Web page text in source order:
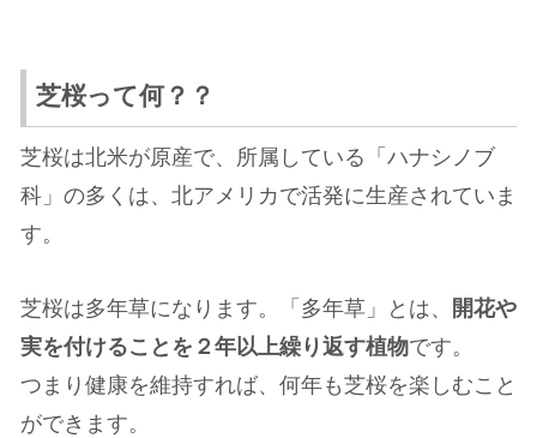
芝桜って何？？
芝桜は北米が原産で、所属している「ハナシノブ
科」の多くは、北アメリカで活発に生産されていま
す。
芝桜は多年草になります。「多年草」とは、
開花や
実を付けることを２年以上繰り返す植物です。
つまり健康を維持すれば、何年も芝桜を楽しむこと
ができます。